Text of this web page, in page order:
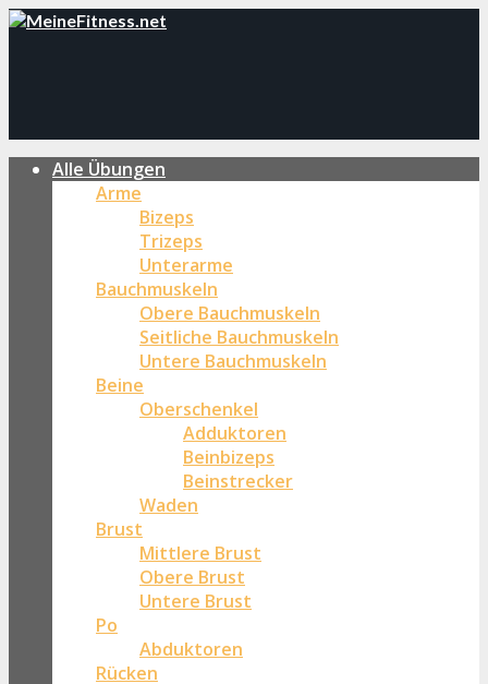
Alle Übungen
Arme
Bizeps
Trizeps
Unterarme
Bauchmuskeln
Obere Bauchmuskeln
Seitliche Bauchmuskeln
Untere Bauchmuskeln
Beine
Oberschenkel
Adduktoren
Beinbizeps
Beinstrecker
Waden
Brust
Mittlere Brust
Obere Brust
Untere Brust
Po
Abduktoren
Rücken